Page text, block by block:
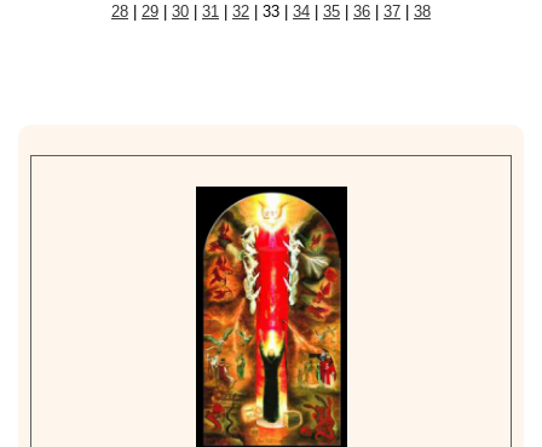
28
29 30 31 32 33 34 35 36 37 38